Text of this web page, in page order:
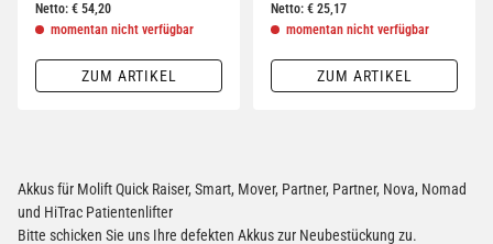
Netto: € 54,20
momentan nicht verfügbar
ZUM ARTIKEL
Netto: € 25,17
momentan nicht verfügbar
ZUM ARTIKEL
Akkus für Molift Quick Raiser, Smart, Mover, Partner, Partner, Nova, Nomad
und HiTrac Patientenlifter
Bitte schicken Sie uns Ihre defekten Akkus zur Neubestückung zu.